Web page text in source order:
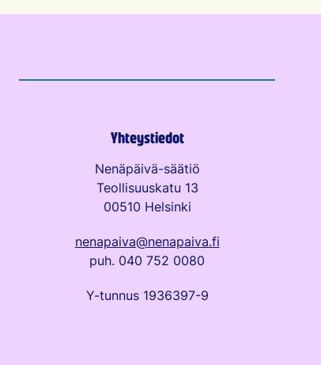
Yhteystiedot
Nenäpäivä-säätiö
Teollisuuskatu 13
00510 Helsinki
nenapaiva@nenapaiva.fi
puh. 040 752 0080
Y-tunnus 1936397-9